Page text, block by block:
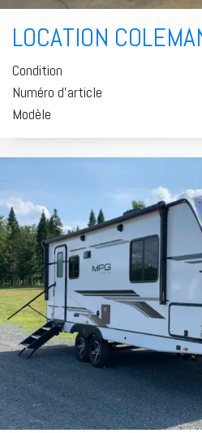
LOCATION
Condition
Numéro d'article
Modèle